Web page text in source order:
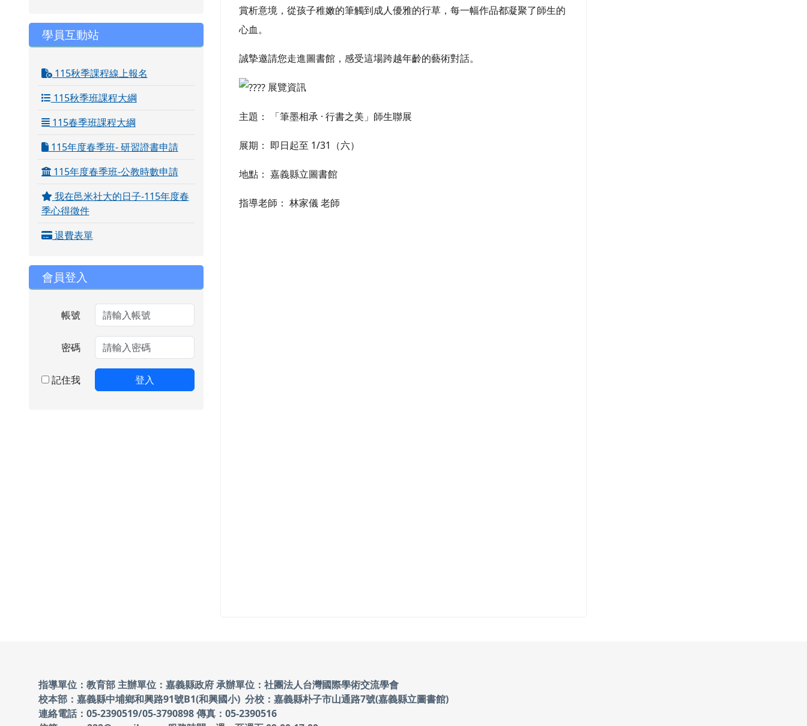
學員互動站
115秋季課程線上報名
115秋季班課程大綱
115春季班課程大綱
115年度春季班- 研習證書申請
115年度春季班-公教時數申請
我在邑米社大的日子-115年度春
季心得徵件
退費表單
會員登入
帳號
密碼
記住我 登入
賞析意境，從孩子稚嫩的筆觸到成人優雅的行草，每一幅作品都凝聚了師生的
心血。
誠摯邀請您走進圖書館，感受這場跨越年齡的藝術對話。
展覽資訊
主題： 「筆墨相承 · 行書之美」師生聯展
展期： 即日起至 1/31（六）
地點： 嘉義縣立圖書館
指導老師： 林家儀 老師
頁尾區域內容
指導單位：教育部 主辦單位：嘉義縣政府承辦單位：社團法人台灣國際學術交流學會
校本部：嘉義縣中埔鄉和興路91號B1(和興國小) 分校：嘉義縣朴子市山通路7號(嘉義縣立圖書館)
連絡電話：05-2390519/05-3790898 傳真：05-2390516